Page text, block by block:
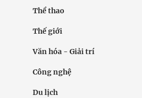
Thể thao
Thế giới
Văn hóa - Giải trí
Công nghệ
Du lịch